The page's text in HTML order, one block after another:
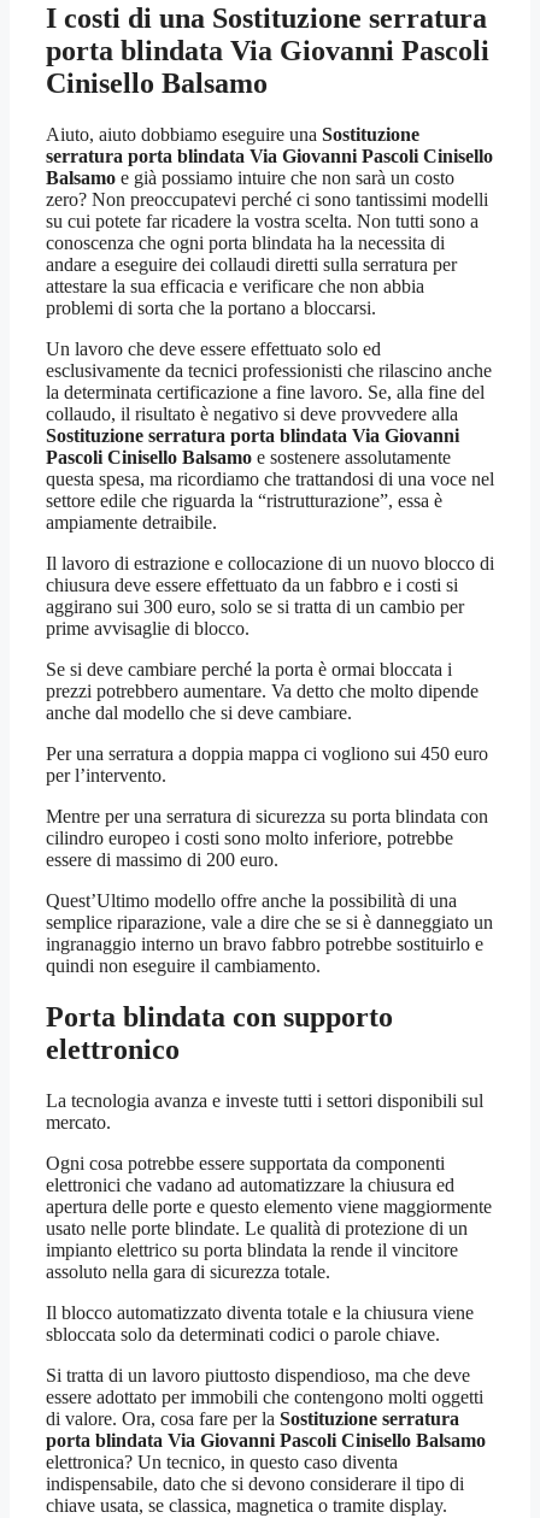
I costi di una Sostituzione serratura
porta blindata Via Giovanni Pascoli
Cinisello Balsamo
Aiuto, aiuto dobbiamo eseguire una Sostituzione
serratura porta blindata Via Giovanni Pascoli Cinisello
Balsamo e già possiamo intuire che non sarà un costo
zero? Non preoccupatevi perché ci sono tantissimi modelli
su cui potete far ricadere la vostra scelta. Non tutti sono a
conoscenza che ogni porta blindata ha la necessita di
andare a eseguire dei collaudi diretti sulla serratura per
attestare la sua efficacia e verificare che non abbia
problemi di sorta che la portano a bloccarsi.
Un lavoro che deve essere effettuato solo ed
esclusivamente da tecnici professionisti che rilascino anche
la determinata certificazione a fine lavoro. Se, alla fine del
collaudo, il risultato è negativo si deve provvedere alla
Sostituzione serratura porta blindata Via Giovanni
Pascoli Cinisello Balsamo e sostenere assolutamente
questa spesa, ma ricordiamo che trattandosi di una voce nel
settore edile che riguarda la “ristrutturazione”, essa è
ampiamente detraibile.
Il lavoro di estrazione e collocazione di un nuovo blocco di
chiusura deve essere effettuato da un fabbro e i costi si
aggirano sui 300 euro, solo se si tratta di un cambio per
prime avvisaglie di blocco.
Se si deve cambiare perché la porta è ormai bloccata i
prezzi potrebbero aumentare. Va detto che molto dipende
anche dal modello che si deve cambiare.
Per una serratura a doppia mappa ci vogliono sui 450 euro
per l’intervento.
Mentre per una serratura di sicurezza su porta blindata con
cilindro europeo i costi sono molto inferiore, potrebbe
essere di massimo di 200 euro.
Quest’Ultimo modello offre anche la possibilità di una
semplice riparazione, vale a dire che se si è danneggiato un
ingranaggio interno un bravo fabbro potrebbe sostituirlo e
quindi non eseguire il cambiamento.
Porta blindata con supporto
elettronico
La tecnologia avanza e investe tutti i settori disponibili sul
mercato.
Ogni cosa potrebbe essere supportata da componenti
elettronici che vadano ad automatizzare la chiusura ed
apertura delle porte e questo elemento viene maggiormente
usato nelle porte blindate. Le qualità di protezione di un
impianto elettrico su porta blindata la rende il vincitore
assoluto nella gara di sicurezza totale.
Il blocco automatizzato diventa totale e la chiusura viene
sbloccata solo da determinati codici o parole chiave.
Si tratta di un lavoro piuttosto dispendioso, ma che deve
essere adottato per immobili che contengono molti oggetti
di valore. Ora, cosa fare per la Sostituzione serratura
porta blindata Via Giovanni Pascoli Cinisello Balsamo
elettronica? Un tecnico, in questo caso diventa
indispensabile, dato che si devono considerare il tipo di
chiave usata, se classica, magnetica o tramite display.